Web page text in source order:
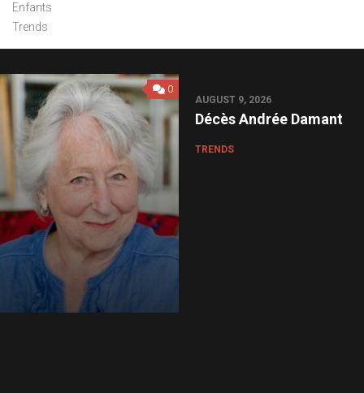
Enfants
Trends
0
AUGUST 9, 2026
Décès Andrée Damant
TRENDS